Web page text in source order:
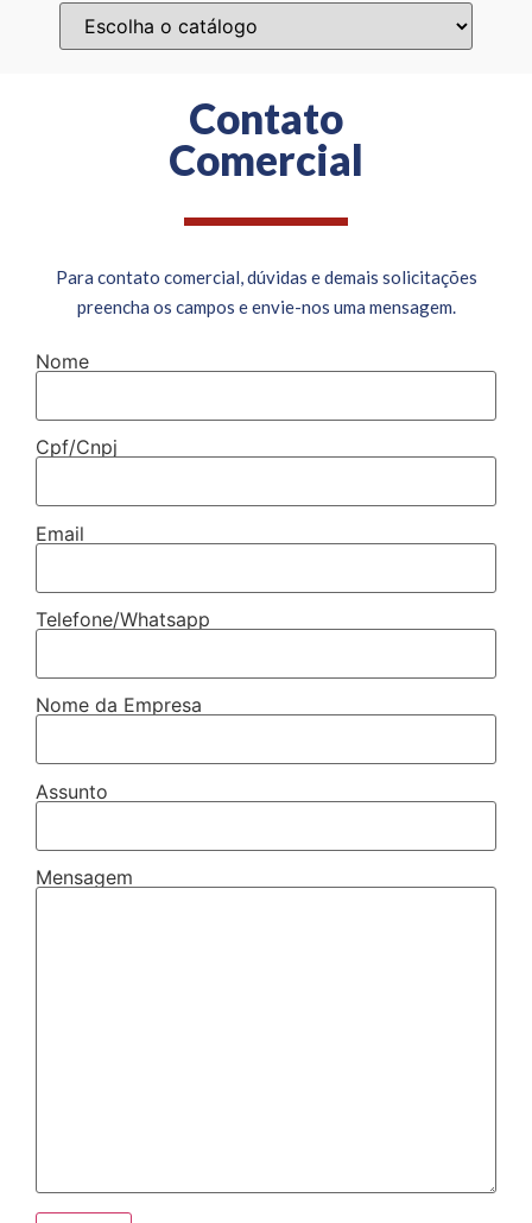
Contato
Comercial
Para contato comercial, dúvidas e demais solicitações
preencha os campos e envie-nos uma mensagem.
Nome
Cpf/Cnpj
Email
Telefone/Whatsapp
Nome da Empresa
Assunto
Mensagem